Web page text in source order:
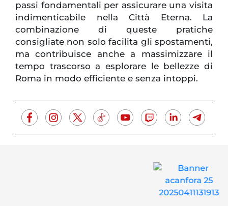
passi fondamentali per assicurare una visita
indimenticabile nella Città Eterna. La
combinazione di queste pratiche
consigliate non solo facilita gli spostamenti,
ma contribuisce anche a massimizzare il
tempo trascorso a esplorare le bellezze di
Roma in modo efficiente e senza intoppi.